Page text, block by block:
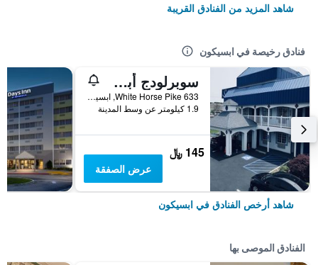
شاهد المزيد من الفنادق القريبة
فنادق رخيصة في ابسيكون
سوبرلودج أبسيكون/أتلانتيك سيتي
633 White Horse Pike, ابسيكون, NJ, الولايات المتحدة الأميريكية
1.9 كيلومتر عن وسط المدينة
145 ﷼
عرض الصفقة
شاهد أرخص الفنادق في ابسيكون
الفنادق الموصى بها